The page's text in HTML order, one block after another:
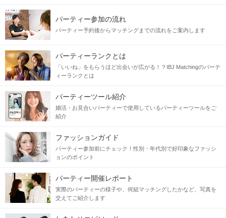
パーティー参加の流れ
パーティー予約後からマッチングまでの流れをご案内します
パーティーランクとは
「いいね」をもらうほど出会いが広がる！？IBJ Matchingのパーテ
ィーランクとは
パーティーツール紹介
婚活・お見合いパーティーで使用しているパーティーツールをご
紹介
ファッションガイド
パーティー参加前にチェック！性別・年代別で好印象なファッシ
ョンのポイント
パーティー開催レポート
実際のパーティーの様子や、何組マッチングしたかなど、写真を
交えてご紹介します